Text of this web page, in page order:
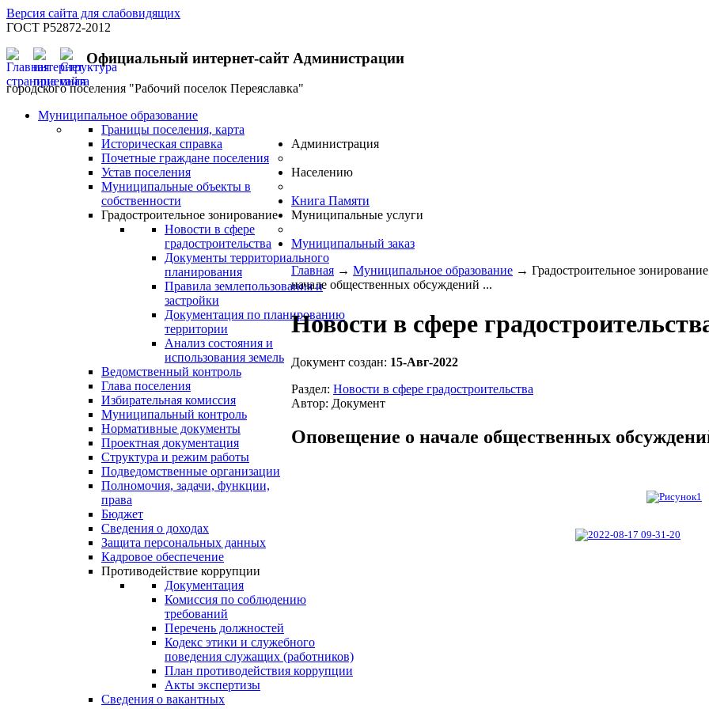
Версия сайта для слабовидящих
ГОСТ Р52872-2012
Официальный интернет-сайт Администрации
городского поселения "Рабочий поселок Переяславка"
Муниципальное образование
Границы поселения, карта
Историческая справка
Почетные граждане поселения
Устав поселения
Муниципальные объекты в
собственности
Градостроительное зонирование
Новости в сфере
градостроительства
Документы территориального
планирования
Правила землепользования и
застройки
Документация по планированию
территории
Анализ состояния и
использования земель
Ведомственный контроль
Глава поселения
Избирательная комиссия
Муниципальный контроль
Администрация
Нормативные документы
Проектная документация
Структура и режим работы
Подведомственные организации
Полномочия, задачи, функции,
права
Бюджет
Сведения о доходах
Защита персональных данных
Кадровое обеспечение
Противодействие коррупции
Документация
Комиссия по соблюдению
требований
Перечень должностей
Кодекс этики и служебного
поведения служащих (работников)
План противодействия коррупции
Акты экспертизы
Сведения о вакантных
Населению
Книга Памяти
Муниципальные услуги
Муниципальный заказ
Главная → Муниципальное образование → Градостроительное зонирование
начале общественных обсуждений ...
Новости в сфере
Документ создан: 15-Авг-2022
Раздел: Новости в сфере градостроительства
Автор: Документ
Оповещение о начале общественных